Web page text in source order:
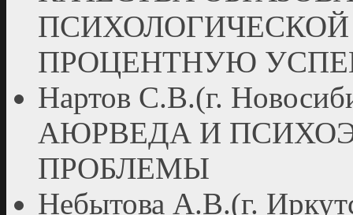
ПРОЦЕНТНУЮ
Нартов С.В.(г.
АЮРВЕДА И
ПРОБЛЕМЫ
Небытова А.В.(г.